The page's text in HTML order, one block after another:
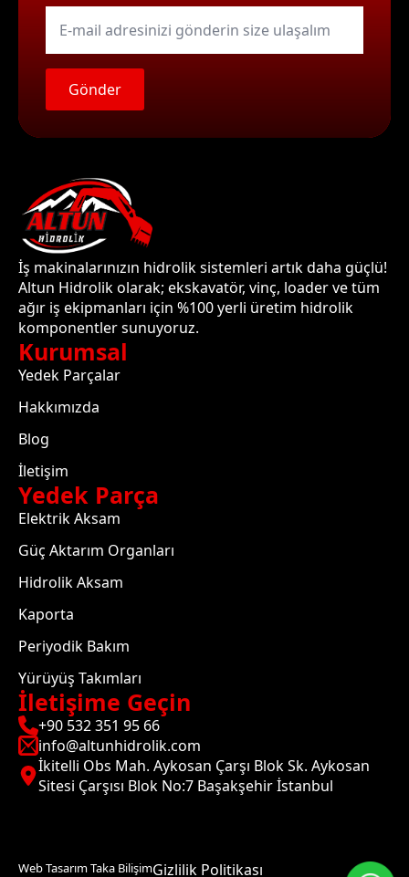
E-
mail
Gönder
İş makinalarınızın hidrolik sistemleri artık daha güçlü!
Altun Hidrolik olarak; ekskavatör, vinç, loader ve tüm
ağır iş ekipmanları için %100 yerli üretim hidrolik
komponentler sunuyoruz.
Kurumsal
Yedek Parçalar
Hakkımızda
Blog
İletişim
Yedek Parça
Elektrik Aksam
Güç Aktarım Organları
Hidrolik Aksam
Kaporta
Periyodik Bakım
Yürüyüş Takımları
İletişime Geçin
+90 532 351 95 66
info@altunhidrolik.com
İkitelli Obs Mah. Aykosan Çarşı Blok Sk. Aykosan
Sitesi Çarşısı Blok No:7 Başakşehir İstanbul
Web Tasarım Taka BilişimGizlilik Politikası